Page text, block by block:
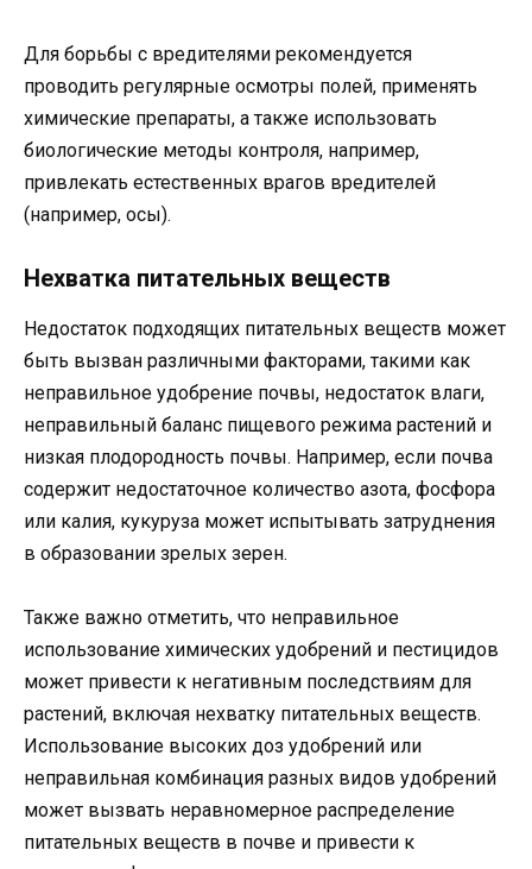
Для борьбы с вредителями рекомендуется
проводить регулярные осмотры полей, применять
химические препараты, а также использовать
биологические методы контроля, например,
привлекать естественных врагов вредителей
(например, осы).
Нехватка питательных веществ
Недостаток подходящих питательных веществ может
быть вызван различными факторами, такими как
неправильное удобрение почвы, недостаток влаги,
неправильный баланс пищевого режима растений и
низкая плодородность почвы. Например, если почва
содержит недостаточное количество азота, фосфора
или калия, кукуруза может испытывать затруднения
в образовании зрелых зерен.
Также важно отметить, что неправильное
использование химических удобрений и пестицидов
может привести к негативным последствиям для
растений, включая нехватку питательных веществ.
Использование высоких доз удобрений или
неправильная комбинация разных видов удобрений
может вызвать неравномерное распределение
питательных веществ в почве и привести к